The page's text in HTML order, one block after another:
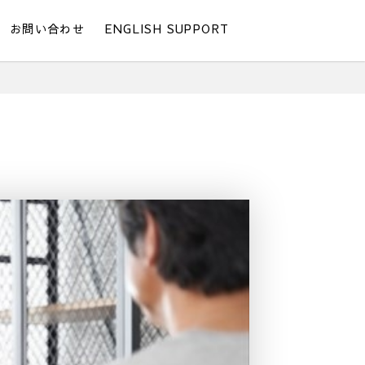
お問い合わせ ENGLISH SUPPORT